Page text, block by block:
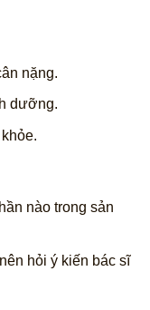
nặng.
dưỡng.
nào trong sản
hỏi ý kiến bác sĩ